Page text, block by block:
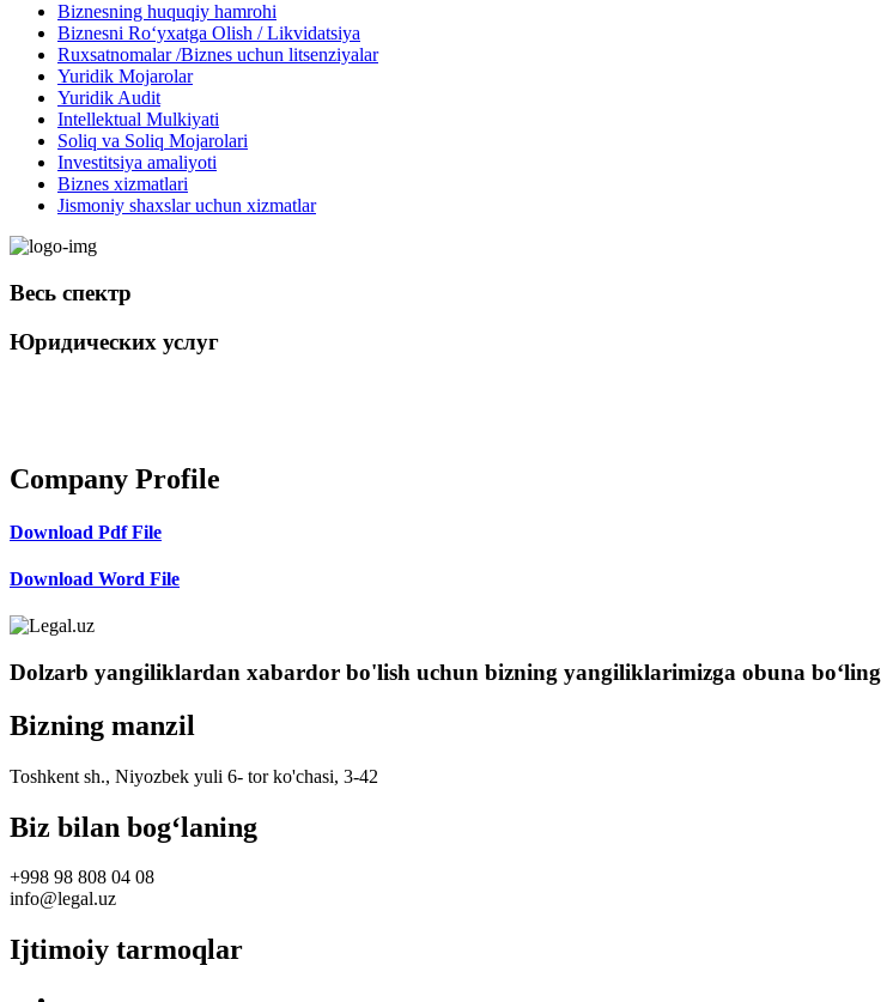
Biznesning huquqiy hamrohi
Biznesni Ro‘yxatga Olish / Likvidatsiya
Ruxsatnomalar /Biznes uchun litsenziyalar
Yuridik Mojarolar
Yuridik Audit
Intellektual Mulkiyati
Soliq va Soliq Mojarolari
Investitsiya amaliyoti
Biznes xizmatlari
Jismoniy shaxslar uchun xizmatlar
Весь спектр
Юридических услуг
Company Profile
Download Pdf File
Download Word File
Dolzarb yangiliklardan xabardor bo'lish uchun bizning yangiliklarimizga obuna boʻling
Bizning manzil
Toshkent sh., Niyozbek yuli 6- tor ko'chasi, 3-42
Biz bilan bog‘laning
+998 98 808 04 08
info@legal.uz
Ijtimoiy tarmoqlar